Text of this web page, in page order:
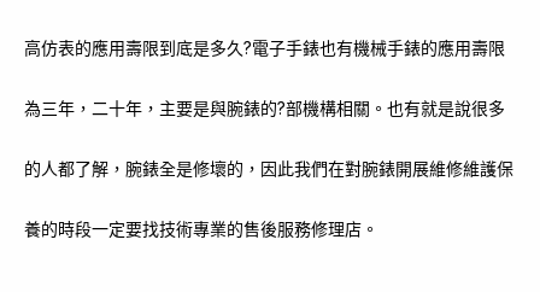
高仿表的應用壽限到底是多久?電子手錶也有機械手錶的應用壽限
為三年，二十年，主要是與腕錶的?部機構相關。也有就是說很多
的人都了解，腕錶全是修壞的，因此我們在對腕錶開展維修維護保
養的時段一定要找技術專業的售後服務修理店。